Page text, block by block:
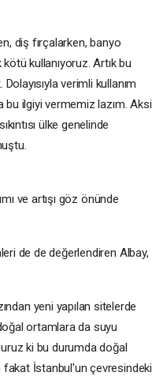
diş fırçalarken, banyo
kullanıyoruz. Artık bu
verimli kullanım
ilgiyi vermemiz lazım. Aksi
ülke genelinde
ve artışı göz önünde
de de değerlendiren Albay,
yeni yapılan sitelerde
ortamlara da suyu
ki bu durumda doğal
İstanbul'un çevresindeki